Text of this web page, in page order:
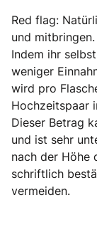
Red flag:
und mitbringen.
Indem ihr
weniger
wird pro
Hochzeitspaar
Dieser Betrag
und ist sehr
nach der Höhe
schriftlich
vermeiden.